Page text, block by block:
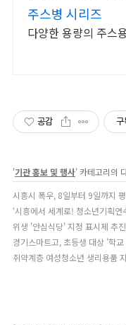
주스병 시리즈
다양한 용량의 주스
공감 구
'기관 홍보 및 행사' 카테고리의
시흥시 폭우, 8일부터 9일까지
‘시흥에서 세계로! 청소년기획연
위생 '안심식당' 지정 표시제 추진
경기스마트고, 초등생 대상 '학
취약계층 여성청소년 생리용품